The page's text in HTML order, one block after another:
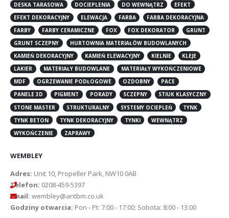
DESKA TARASOWA
DOCIEPLENIA DO WEWNĄTRZ
EFEKT
EFEKT DEKORACYJNY
ELEWACJA FARBA
FARBA DEKORACYJNA
FARBY
FARBY CERAMICZNE FOX FOX DEKORATOR
GRUNT
GRUNT SCZEPNY
HURTOWNIA MATERIAŁÓW BUDOWLANYCH
KAMIEŃ DEKORACYJNY
KAMIEŃ ELEWACYJNY KIELNIE
KLEJE
LAKIER
MATERIAŁY BUDOWLANE
MATERIAŁY WYKOŃCZENIOWE
MDF
OGRZEWANIE PODŁOGOWE OZDOBNY
PACE
PANELE 3D
PIGMENT PORADY SCZEPNY
STIUK KLASYCZNY
STONE MASTER
STRUKTURALNY SYSTEMY OCIEPLEŃ
TYNK
TYNK BETON
TYNK DEKORACYJNY TYNKI
WEWNĄTRZ
WYKOŃCZENIE
ZAPRAWY
WEMBLEY
Adres: Unit 10, Propeller Park, NW10 0AB
Telefon: 0208-459-5397
Email: wembley@antbm.co.uk
Godziny otwarcia: Pon - Pt: 7:00 - 17:00; Sobota: 8:00 - 13:00